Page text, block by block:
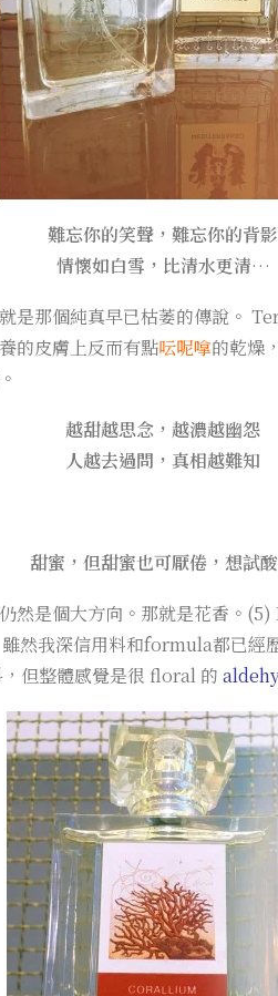
難忘你的笑聲，難忘你的背影
情懷如白雪，比清水更清…
就是那個純真早已枯萎的傳說。
的皮膚上反而有點呍呢嗱的乾燥
越甜越思念，越濃越幽怨
人越去過問，真相越難知
甜蜜，但甜蜜也可厭倦，想試酸
然是個大方向。那就是花香。(5)
然我深信用料和formula都已
但整體感覺是很 floral 的